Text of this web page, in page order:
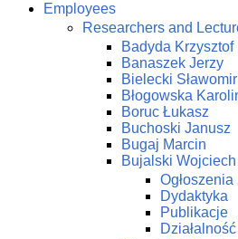
Employees
Researchers and
Badyda Krzysztof
Banaszek Jerzy
Bielecki Sławomir
Błogowska
Boruc Łukasz
Buchoski Janusz
Bugaj Marcin
Bujalski Wojciech
Ogłoszenia
Dydaktyka
Publikacje